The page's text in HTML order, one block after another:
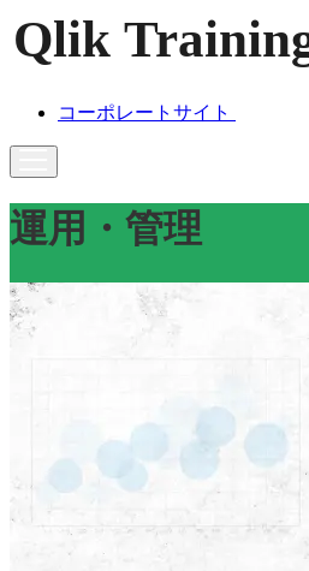
コーポレートサイト
運用・管理